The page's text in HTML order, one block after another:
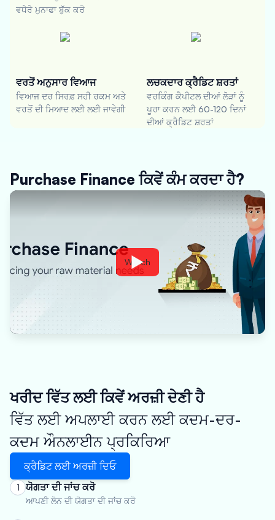
ਵਧੇਰੇ ਮੁਨਾਫਾ ਬੁੱਕ ਕਰੋ
ਵਰਤੋਂ ਅਨੁਸਾਰ ਵਿਆਜ
ਵਿਆਜ ਦਰ ਸਿਰਫ਼ ਸਹੀ ਰਕਮ ਅਤੇ
ਵਰਤੋਂ ਦੀ ਮਿਆਦ ਲਈ ਲਈ ਜਾਵੇਗੀ
ਲਚਕਦਾਰ ਕ੍ਰੈਡਿਟ ਸ਼ਰਤਾਂ
ਵਰਕਿੰਗ ਕੈਪੀਟਲ ਦੀਆਂ ਲੋੜਾਂ ਨੂੰ
ਪੂਰਾ ਕਰਨ ਲਈ 60-120 ਦਿਨਾਂ
ਦੀਆਂ ਕ੍ਰੈਡਿਟ ਸ਼ਰਤਾਂ
Purchase Finance ਕਿਵੇਂ ਕੰਮ ਕਰਦਾ ਹੈ?
Watch
ਖਰੀਦ ਵਿੱਤ ਲਈ ਕਿਵੇਂ ਅਰਜ਼ੀ ਦੇਣੀ ਹੈ
ਵਿੱਤ ਲਈ ਅਪਲਾਈ ਕਰਨ ਲਈ ਕਦਮ-ਦਰ-
ਕਦਮ ਔਨਲਾਈਨ ਪ੍ਰਕਿਰਿਆ
ਕ੍ਰੈਡਿਟ ਲਈ ਅਰਜ਼ੀ ਦਿਓ
1 ਯੋਗਤਾ ਦੀ ਜਾਂਚ ਕਰੋ
ਆਪਣੀ ਲੋਨ ਦੀ ਯੋਗਤਾ ਦੀ ਜਾਂਚ ਕਰੋ